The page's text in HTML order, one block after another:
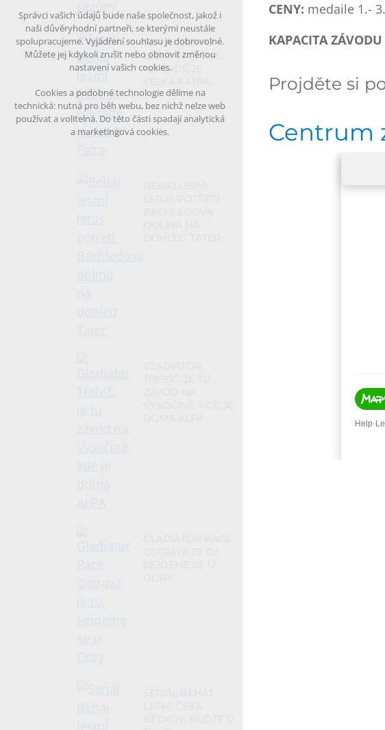
CENY: medaile 1.-
KAPACITA
Projděte si
Centrum
SERIÁL BEHAJ
LESMI FRČÍ DÁL.
NA ŘADĚ JE
Správci vašich údajů bude naše společnost, jakož i
naši důvěryhodní partneři, se kterými neustále
spolupracujeme. Vyjádření souhlasu je dobrovolné.
Můžete jej kdykoli zrušit nebo obnovit změnou
nastavení vašich cookies.
Cookies a podobné technologie dělíme na
technická: nutná pro běh webu, bez nichž nelze web
používat a volitelná. Do této části spadají analytická
a marketingová cookies.